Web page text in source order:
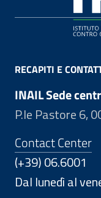
RECAPITI E
INAIL Sede
P.le Pastore 6,
Contact Center
(+39) 06.6001
Dal lunedì al